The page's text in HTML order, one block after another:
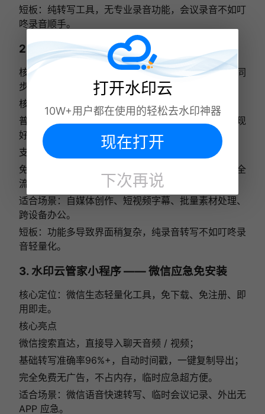
短板：纯转写工具，无专业录音功能，会议录音不如叮
咚录音顺手。
2. 水印云 APP—— 全场景多功能一体机
核心定位：转写 + 去水印 + 字幕编辑三合一，多端同
步，自媒体办公全能款。
核心优势
普通话准确率98%+，方言识别稳定，嘈杂环境表现
好；
支持大文件、批量处理，手机 / 网页数据互通；
免费导出无水印，无广告，一 APP 满足音视频处理全
流程水印云。
适合场景：自媒体创作、短视频字幕、批量素材处理、
跨设备办公。
短板：功能多导致界面稍复杂，纯录音转写不如叮咚录
音轻量化。
3. 水印云管家小程序 —— 微信应急免安装
核心定位：微信生态轻量化工具，免下载、免注册、即
用即走。
核心亮点
微信搜索直达，直接导入聊天音频 / 视频；
基础转写准确率96%+，自动时间戳，一键复制导出；
完全免费无广告，不占内存，临时应急超方便。
适合场景：微信语音快速转写、临时会议记录、外出无
APP 应急。
打开水印云
10W+用户都在使用的轻松去水印神器
现在打开
下次再说